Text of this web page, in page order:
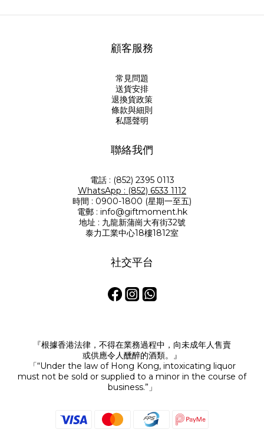
顧客服務
常見問題
送貨安排
退換貨政策
條款與細則
私隱聲明
聯絡我們
電話 : (852) 2395 0113
WhatsApp : (852) 6533 1112
時間 : 0900-1800 (星期一至五)
電郵 : info@giftmoment.hk
地址 : 九龍新蒲崗大有街32號
泰力工業中心18樓1812室
社交平台
『根據香港法律，不得在業務過程中，向未成年人售賣
或供應令人醺醉的酒類。』
「“Under the law of Hong Kong, intoxicating liquor
must not be sold or supplied to a minor in the course of
business.”」